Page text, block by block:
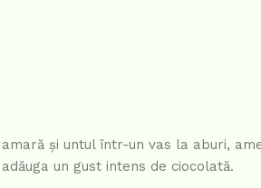
și untul într-un vas la aburi,
un gust intens de ciocolată.